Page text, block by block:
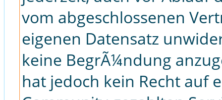
vom abgeschlossenen
eigenen Datensatz
keine BegrÃ¼ndung
hat jedoch kein Recht auf